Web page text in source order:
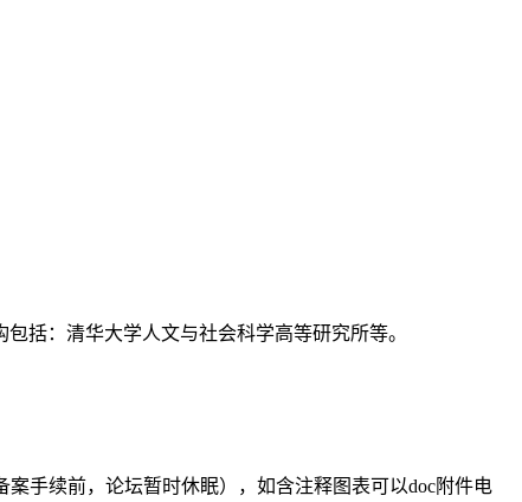
括：清华大学人文与社会科学高等研究所等。
手续前，论坛暂时休眠），如含注释图表可以doc附件电